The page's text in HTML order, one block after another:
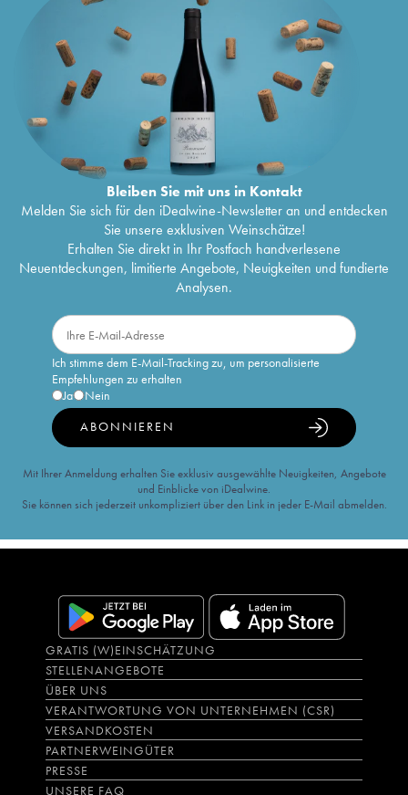
Bleiben Sie mit uns in Kontakt
Melden Sie sich für den iDealwine-Newsletter an und entdecken
Sie unsere exklusiven Weinschätze!
Erhalten Sie direkt in Ihr Postfach handverlesene
Neuentdeckungen, limitierte Angebote, Neuigkeiten und fundierte
Analysen.
Ich stimme dem E-Mail-Tracking zu, um personalisierte
Empfehlungen zu erhalten
Ja
Nein
ABONNIEREN
Mit Ihrer Anmeldung erhalten Sie exklusiv ausgewählte Neuigkeiten, Angebote
und Einblicke von iDealwine.
Sie können sich jederzeit unkompliziert über den Link in jeder E-Mail abmelden.
GRATIS (W)EINSCHÄTZUNG
STELLENANGEBOTE
ÜBER UNS
VERANTWORTUNG VON UNTERNEHMEN (CSR)
VERSANDKOSTEN
PARTNERWEINGÜTER
PRESSE
UNSERE FAQ